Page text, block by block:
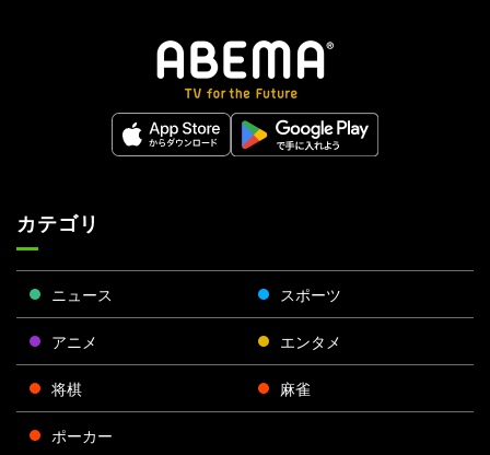
カテゴリ
ニュース スポーツ
アニメ エンタメ
将棋 麻雀
ポーカー